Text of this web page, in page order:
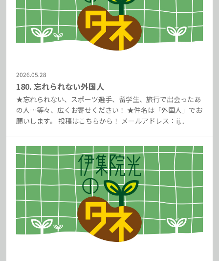
2026.05.28
180. 忘れられない外国人
★忘れられない、スポーツ選手、留学生、旅行で出会ったあ
の人…等々、広くお寄せください！ ★件名は「外国人」でお
願いします。 投稿はこちらから！ メールアドレス：ij...